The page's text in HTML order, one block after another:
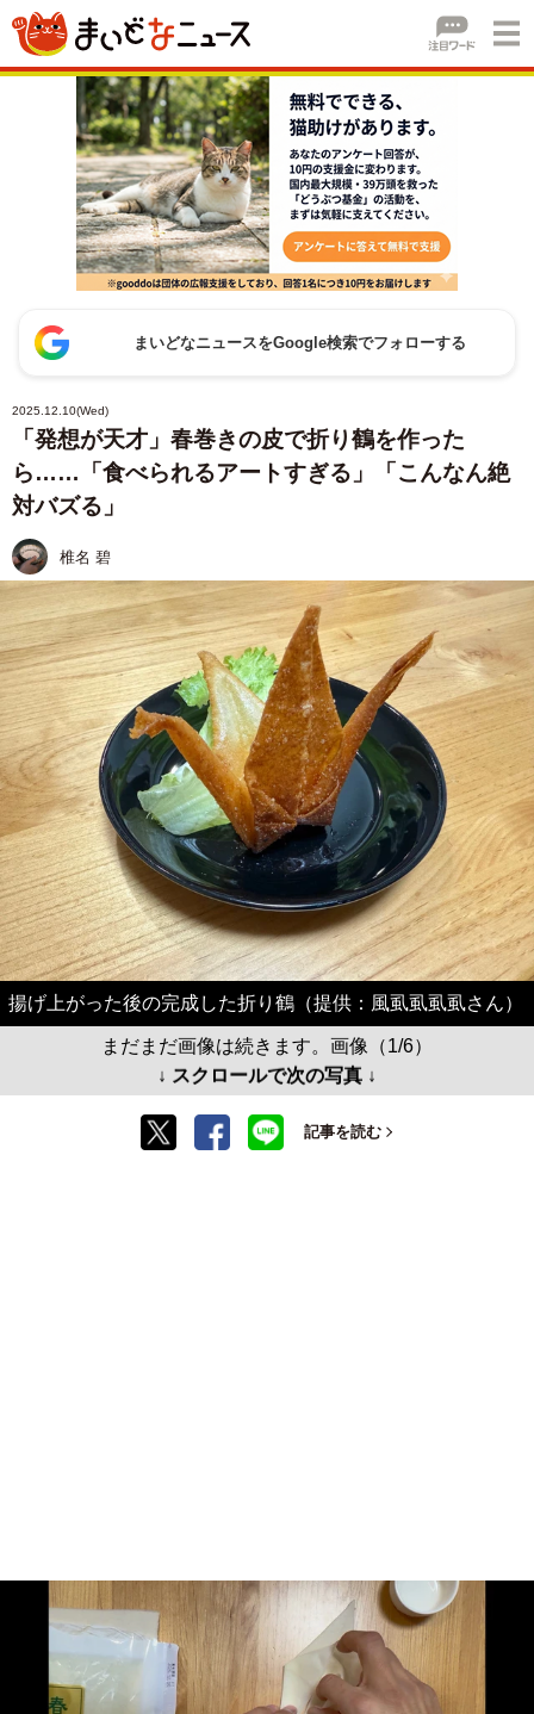
まいどなニュースをGoogle検索でフォローする
2025.12.10(Wed)
「発想が天才」春巻きの皮で折り鶴を作った
ら……「食べられるアートすぎる」「こんなん絶
対バズる」
椎名 碧
揚げ上がった後の完成した折り鶴（提供：風虱虱虱虱さん）
まだまだ画像は続きます。画像（1/6）
↓ スクロールで次の写真 ↓
記事を読む